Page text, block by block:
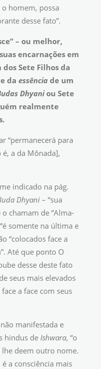
homem, possa
desse fato”.
– ou melhor,
encarnações em
dos Sete Filhos da
da essência de um
Dhyaniou Sete
realmente
“permanecerá para
a da Mônada],
indicado na pág.
Dhyani – “sua
o chamam de “Alma-
somente na última e
“colocados face a
Até que ponto O
desse deste fato
seus mais elevados
a face com seus
manifestada e
hindus de Ishwara, “o
lhe deem outro nome.
a consciência mais